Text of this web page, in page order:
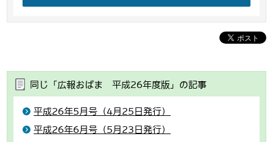
同じ「広報おばま 平成26年度版」の記事
平成26年5月号（4月25日発行）
平成26年6月号（5月23日発行）